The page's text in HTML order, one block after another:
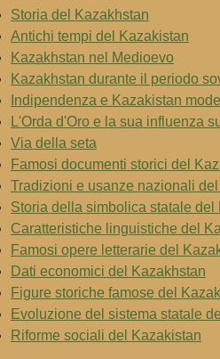
Storia del Kazakhstan
Antichi tempi del Kazakistan
Kazakhstan nel Medioevo
Kazakhstan durante il periodo
Indipendenza e Kazakistan
L'Orda d'Oro e la sua influenza
Via della seta
Famosi documenti storici del
Tradizioni e usanze nazionali
Storia della simbolica statale del
Caratteristiche linguistiche del
Famosi opere letterarie del
Dati economici del Kazakhstan
Figure storiche famose del
Evoluzione del sistema statale
Riforme sociali del Kazakistan